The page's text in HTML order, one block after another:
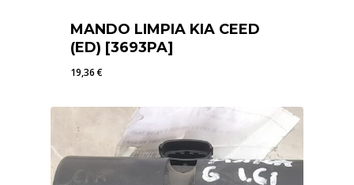
MANDO LIMPIA KIA CEED
(ED) [3693PA]
19,36€